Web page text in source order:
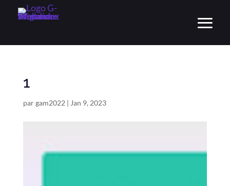
1
pargam2022 | Jan 9, 2023